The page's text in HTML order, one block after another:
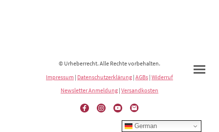
© Urheberrecht. Alle Rechte vorbehalten.
Impressum | Datenschutzerklärung | AGBs | Widerruf
Newsletter Anmeldung | Versandkosten
German